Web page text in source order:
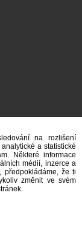
na rozlišení
a statistické
Některé informace
médií, inzerce a
předpokládáme, že ti
změnit ve svém